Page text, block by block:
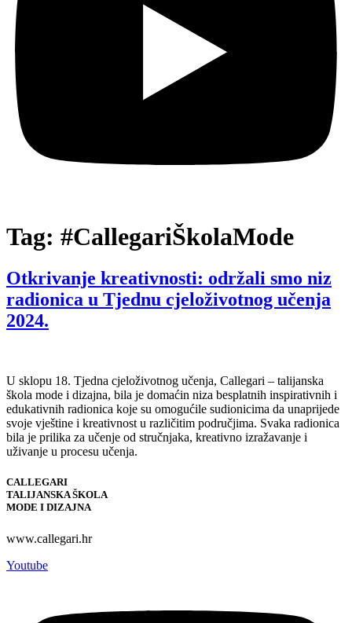
Tag: #CallegariŠkolaMode
Otkrivanje kreativnosti: održali smo niz
radionica u Tjednu cjeloživotnog učenja
2024.
U sklopu 18. Tjedna cjeloživotnog učenja, Callegari – talijanska
škola mode i dizajna, bila je domaćin niza besplatnih inspirativnih i
edukativnih radionica koje su omogućile sudionicima da unaprijede
svoje vještine i kreativnost u različitim područjima. Svaka radionica
bila je prilika za učenje od stručnjaka, kreativno izražavanje i
uživanje u procesu učenja.
CALLEGARI
TALIJANSKA ŠKOLA
MODE I DIZAJNA
www.callegari.hr
Youtube